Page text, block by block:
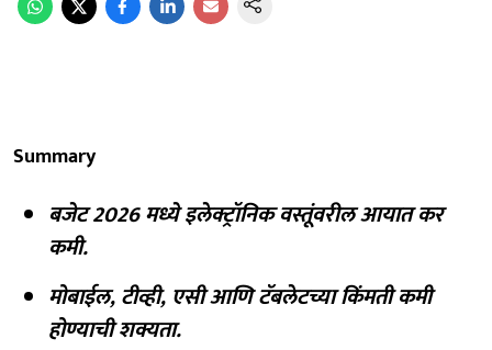
Summary
बजेट 2026 मध्ये इलेक्ट्रॉनिक वस्तूंवरील आयात कर
कमी.
मोबाईल, टीव्ही, एसी आणि टॅबलेटच्या किंमती कमी
होण्याची शक्यता.